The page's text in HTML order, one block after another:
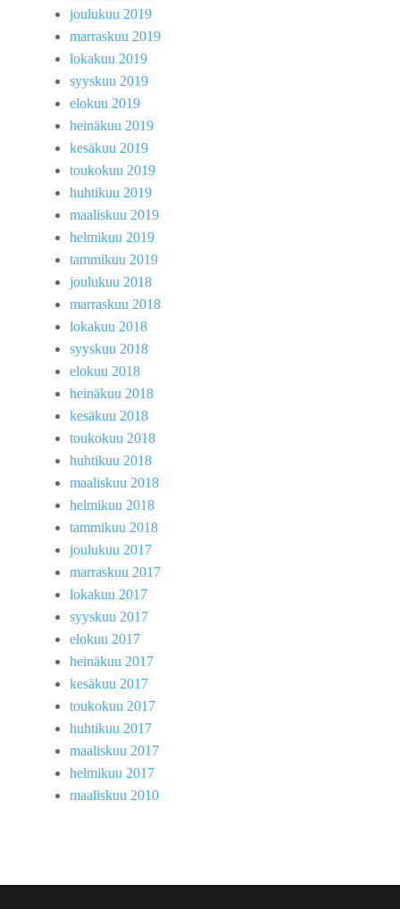
joulukuu 2019
marraskuu 2019
lokakuu 2019
syyskuu 2019
elokuu 2019
heinäkuu 2019
kesäkuu 2019
toukokuu 2019
huhtikuu 2019
maaliskuu 2019
helmikuu 2019
tammikuu 2019
joulukuu 2018
marraskuu 2018
lokakuu 2018
syyskuu 2018
elokuu 2018
heinäkuu 2018
kesäkuu 2018
toukokuu 2018
huhtikuu 2018
maaliskuu 2018
helmikuu 2018
tammikuu 2018
joulukuu 2017
marraskuu 2017
lokakuu 2017
syyskuu 2017
elokuu 2017
heinäkuu 2017
kesäkuu 2017
toukokuu 2017
huhtikuu 2017
maaliskuu 2017
helmikuu 2017
maaliskuu 2010